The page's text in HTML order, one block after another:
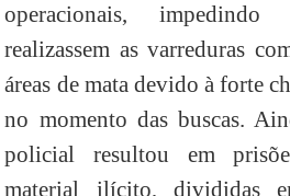
operacionais,
realizassem as varreduras
áreas de mata devido à forte
no momento das buscas.
policial resultou em
material ilícito, divididas